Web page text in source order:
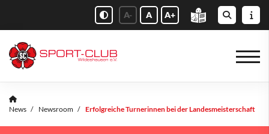
A- A A+
News Newsroom Erfolgreiche Turnerinnen bei der Landesmeisterschaft